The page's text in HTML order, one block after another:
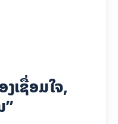
ເຊື່ອມ​​ໃຈ,